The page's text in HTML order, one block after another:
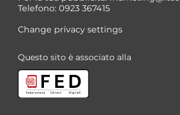
Telefono: 0923 367415
Change privacy settings
Questo sito è associato alla